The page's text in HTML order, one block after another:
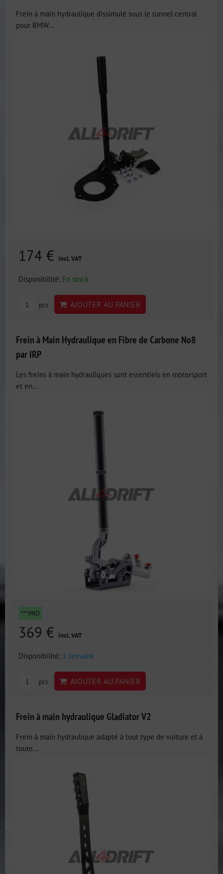
Frein à main hydraulique dissimulé sous le tunnel central
pour BMW...
174 € incl. VAT
Disponibilité: En stock
pcs AJOUTER AU PANIER
Frein à Main Hydraulique en Fibre de Carbone No8
par IRP
Les freins à main hydrauliques sont essentiels en motorsport
et en...
***PRO
369 € incl. VAT
Disponibilité: 1 semaine
pcs AJOUTER AU PANIER
Frein à main hydraulique Gladiator V2
Frein à main hydraulique adapté à tout type de voiture et à
toute...